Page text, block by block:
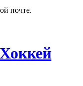
почте.
Хоккей